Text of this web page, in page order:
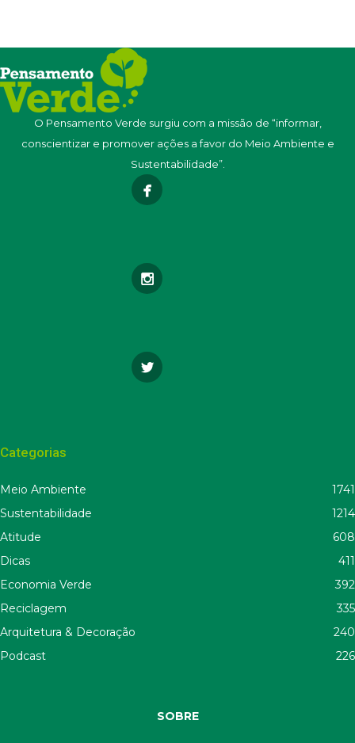
O Pensamento Verde surgiu com a missão de “informar,
conscientizar e promover ações a favor do Meio Ambiente e
Sustentabilidade”.
Categorias
Meio Ambiente
1741
Sustentabilidade
1214
Atitude
608
Dicas
411
Economia Verde
392
Reciclagem
335
Arquitetura & Decoração
240
Podcast
226
SOBRE